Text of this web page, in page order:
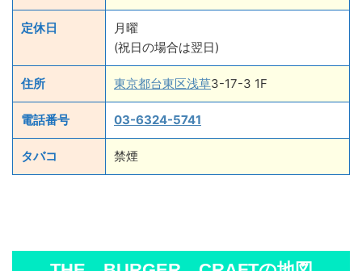
定休日
月曜
(祝日の場合は翌日)
住所 東京都台東区浅草3-17-3 1F
電話番号 03-6324-5741
タバコ 禁煙